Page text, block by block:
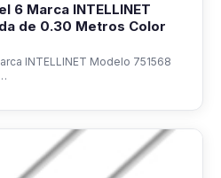
6 Marca INTELLINET
de 0.30 Metros Color
INTELLINET Modelo 751568